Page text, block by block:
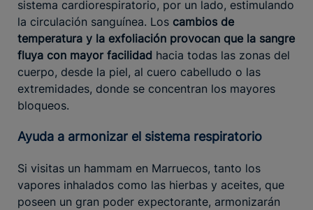
sistema cardiorespiratorio, por un lado, estimulando
la circulación sanguínea. Los cambios de
temperatura y la exfoliación provocan que la sangre
fluya con mayor facilidad hacia todas las zonas del
cuerpo, desde la piel, al cuero cabelludo o las
extremidades, donde se concentran los mayores
bloqueos.
Ayuda a armonizar el sistema respiratorio
Si visitas un hammam en Marruecos, tanto los
vapores inhalados como las hierbas y aceites, que
poseen un gran poder expectorante, armonizarán